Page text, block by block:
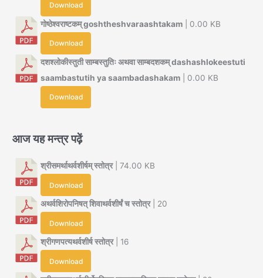
Download
गोष्ठेश्वराष्टकम् goshtheshvaraashtakam | 0.00 KB
Download
दशश्लोकीस्तुती साम्बस्तुतिः अथवा साम्बदशकम् dashashlokeestuti
saambastutih ya saambadashakam | 0.00 KB
Download
आज यह मन्त्र पढ़ें
श्रीसमर्थाथर्वशीर्षम् स्तोत्र| 74.00 KB
Download
अथर्वशिरोपनिषत् शिवाथर्वशीर्षं च स्तोत्र| 20
Download
श्रीगणपत्यथर्वशीर्ष स्तोत्र| 16
Download